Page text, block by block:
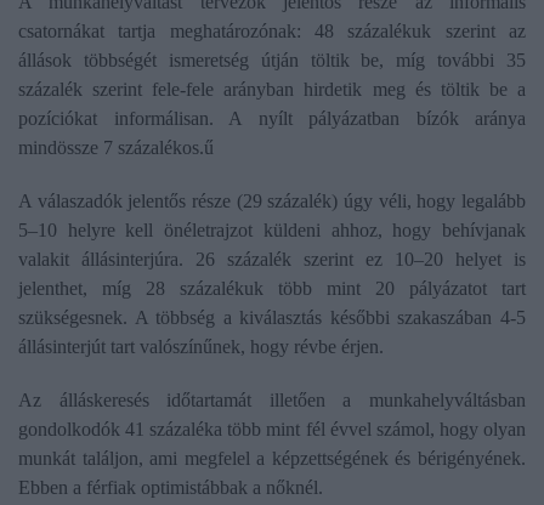
csatornákat tartja meghatározónak: 48 százalékuk szerint az
állások többségét ismeretség útján töltik be, míg további 35
százalék szerint fele-fele arányban hirdetik meg és töltik be a
pozíciókat informálisan. A nyílt pályázatban bízók aránya
mindössze 7 százalékos.ű
A válaszadók jelentős része (29 százalék) úgy véli, hogy legalább
5–10 helyre kell önéletrajzot küldeni ahhoz, hogy behívjanak
valakit állásinterjúra. 26 százalék szerint ez 10–20 helyet is
jelenthet, míg 28 százalékuk több mint 20 pályázatot tart
szükségesnek. A többség a kiválasztás későbbi szakaszában 4-5
állásinterjút tart valószínűnek, hogy révbe érjen.
Az álláskeresés időtartamát illetően a munkahelyváltásban
gondolkodók 41 százaléka több mint fél évvel számol, hogy olyan
munkát találjon, ami megfelel a képzettségének és bérigényének.
Ebben a férfiak optimistábbak a nőknél.